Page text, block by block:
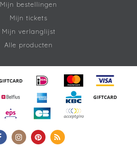
Mijn bestellingen
Mijn tickets
Mijn verlanglijst
Alle producten